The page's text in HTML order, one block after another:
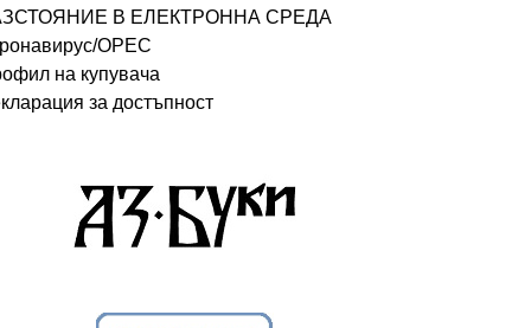
В ЕЛЕКТРОННА СРЕДА
ОРЕС
на купувача
за достъпност